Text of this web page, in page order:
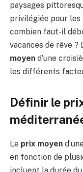
paysages
privilégiée pour les
combien faut-il
vacances de rêve
moyen d’une
les différents
Définir le
Le prix moyen
en fonction de